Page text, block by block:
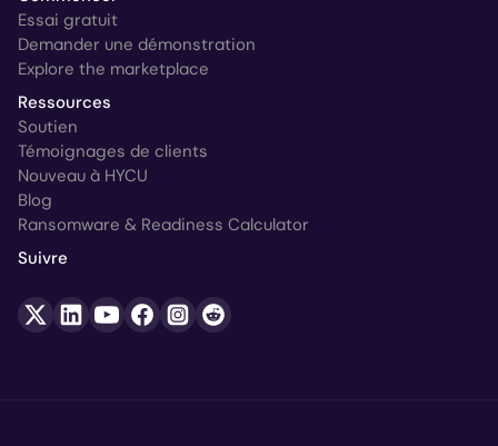
Essai gratuit
Demander une démonstration
Explore the marketplace
Ressources
Soutien
Témoignages de clients
Nouveau à HYCU
Blog
Ransomware & Readiness Calculator
Suivre